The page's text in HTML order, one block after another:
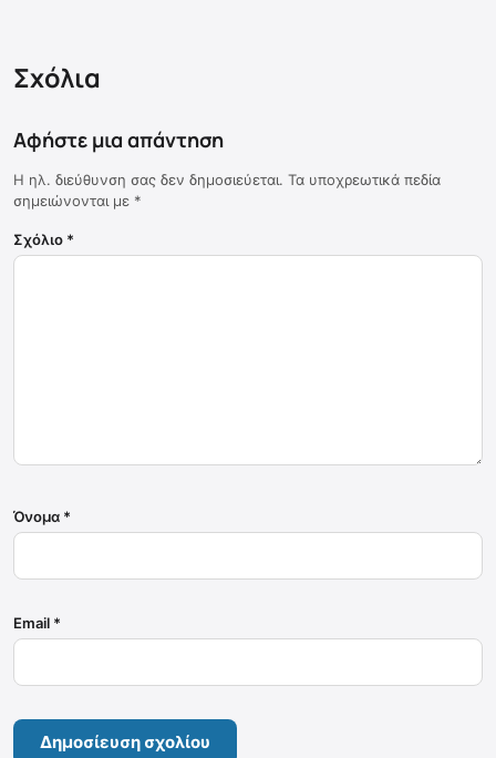
Σχόλια
Αφήστε μια απάντηση
Η ηλ. διεύθυνση σας δεν δημοσιεύεται. Τα υποχρεωτικά πεδία
σημειώνονται με *
Σχόλιο *
Όνομα *
Email *